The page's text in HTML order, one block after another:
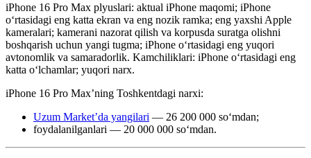
iPhone 16 Pro Max plyuslari: aktual iPhone maqomi; iPhone
o‘rtasidagi eng katta ekran va eng nozik ramka; eng yaxshi Apple
kameralari; kamerani nazorat qilish va korpusda suratga olishni
boshqarish uchun yangi tugma; iPhone o‘rtasidagi eng yuqori
avtonomlik va samaradorlik. Kamchiliklari: iPhone o‘rtasidagi eng
katta o‘lchamlar; yuqori narx.
iPhone 16 Pro Max’ning Toshkentdagi narxi:
Uzum Market’da yangilari — 26 200 000 so‘mdan;
foydalanilganlari — 20 000 000 soʻmdan.